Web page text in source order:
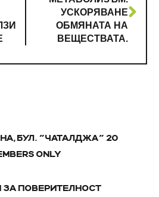
УСКОРЯВАНЕ
ОБМЯНАТА НА
ВЕЩЕСТВАТА.
БУЛ. "ЧАТАЛДЖА" 20
ONLY
ЗА ПОВЕРИТЕЛНОСТ